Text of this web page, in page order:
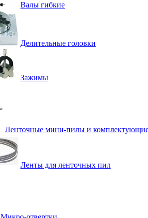
Валы гибкие
Делительные головки
Зажимы
Ленточные мини-пилы и
Ленты для ленточных пил